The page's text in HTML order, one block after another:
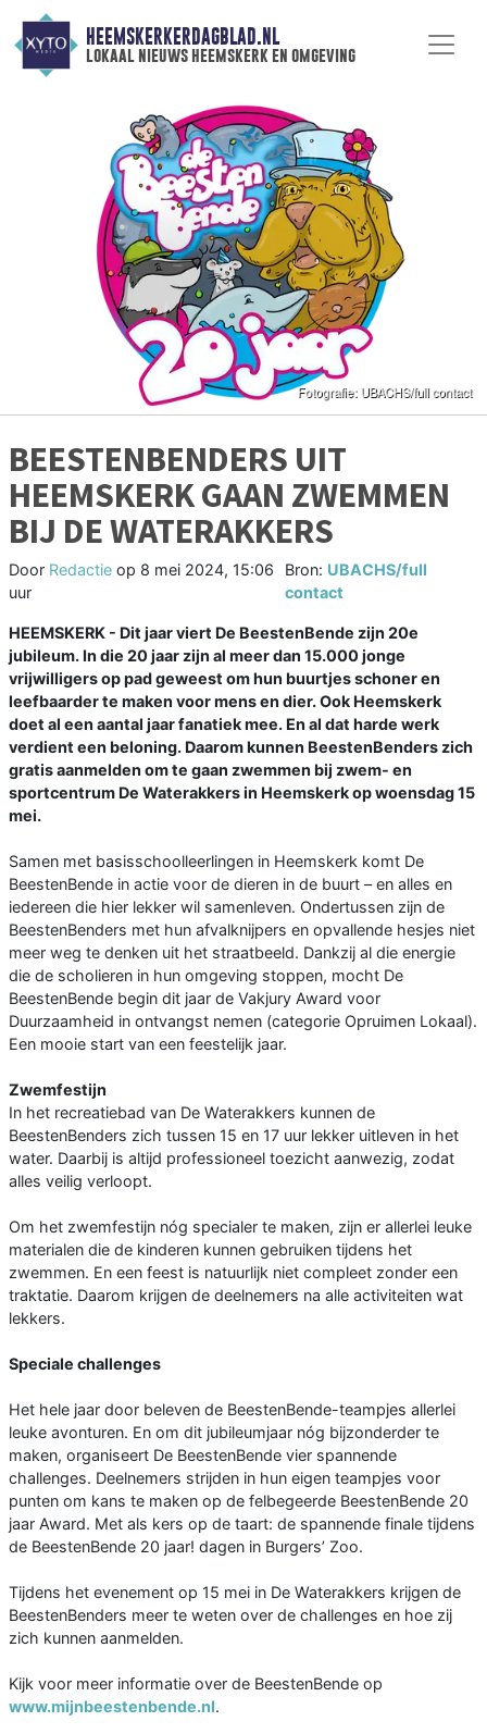
HEEMSKERKERDAGBLAD.NL
lokaal nieuws heemskerk en omgeving
BEESTENBENDERS UIT
HEEMSKERK GAAN ZWEMMEN
BIJ DE WATERAKKERS
Door Redactie op 8 mei 2024, 15:06
uur
Bron: UBACHS/full
contact
HEEMSKERK - Dit jaar viert De BeestenBende zijn 20e
jubileum. In die 20 jaar zijn al meer dan 15.000 jonge
vrijwilligers op pad geweest om hun buurtjes schoner en
leefbaarder te maken voor mens en dier. Ook Heemskerk
doet al een aantal jaar fanatiek mee. En al dat harde werk
verdient een beloning. Daarom kunnen BeestenBenders zich
gratis aanmelden om te gaan zwemmen bij zwem- en
sportcentrum De Waterakkers in Heemskerk op woensdag 15
mei.
Samen met basisschoolleerlingen in Heemskerk komt De
BeestenBende in actie voor de dieren in de buurt – en alles en
iedereen die hier lekker wil samenleven. Ondertussen zijn de
BeestenBenders met hun afvalknijpers en opvallende hesjes niet
meer weg te denken uit het straatbeeld. Dankzij al die energie
die de scholieren in hun omgeving stoppen, mocht De
BeestenBende begin dit jaar de Vakjury Award voor
Duurzaamheid in ontvangst nemen (categorie Opruimen Lokaal).
Een mooie start van een feestelijk jaar.
Zwemfestijn
In het recreatiebad van De Waterakkers kunnen de
BeestenBenders zich tussen 15 en 17 uur lekker uitleven in het
water. Daarbij is altijd professioneel toezicht aanwezig, zodat
alles veilig verloopt.
Om het zwemfestijn nóg specialer te maken, zijn er allerlei leuke
materialen die de kinderen kunnen gebruiken tijdens het
zwemmen. En een feest is natuurlijk niet compleet zonder een
traktatie. Daarom krijgen de deelnemers na alle activiteiten wat
lekkers.
Speciale challenges
Het hele jaar door beleven de BeestenBende-teampjes allerlei
leuke avonturen. En om dit jubileumjaar nóg bijzonderder te
maken, organiseert De BeestenBende vier spannende
challenges. Deelnemers strijden in hun eigen teampjes voor
punten om kans te maken op de felbegeerde BeestenBende 20
jaar Award. Met als kers op de taart: de spannende finale tijdens
de BeestenBende 20 jaar! dagen in Burgers’ Zoo.
Tijdens het evenement op 15 mei in De Waterakkers krijgen de
BeestenBenders meer te weten over de challenges en hoe zij
zich kunnen aanmelden.
Kijk voor meer informatie over de BeestenBende op
www.mijnbeestenbende.nl.